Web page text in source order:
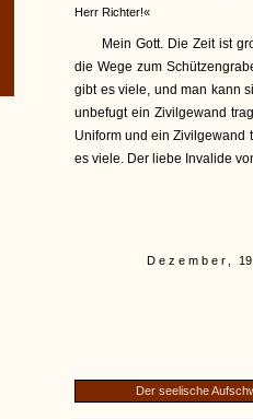
Herr Richter!«
Mein Gott. Die Zeit ist
die Wege zum
gibt es viele, und man kann
unbefugt ein Zivilgewand
Uniform und ein Zivilgewand
es viele. Der liebe Invalide
Dezember,
Der seelische